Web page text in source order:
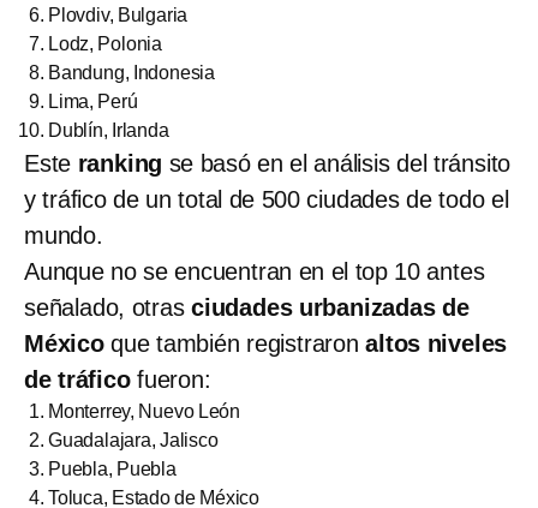
Plovdiv, Bulgaria
Lodz, Polonia
Bandung, Indonesia
Lima, Perú
Dublín, Irlanda
Este ranking se basó en el análisis del tránsito
y tráfico de un total de 500 ciudades de todo el
mundo.
Aunque no se encuentran en el top 10 antes
señalado, otrasciudades urbanizadas de
Méxicoque también registraron altos niveles
de tráficofueron:
Monterrey, Nuevo León
Guadalajara, Jalisco
Puebla, Puebla
Toluca, Estado de México